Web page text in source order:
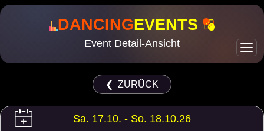
DANCINGEVENTS
Event Detail-Ansicht
❮ ZURÜCK
Sa. 17.10. - So. 18.10.26